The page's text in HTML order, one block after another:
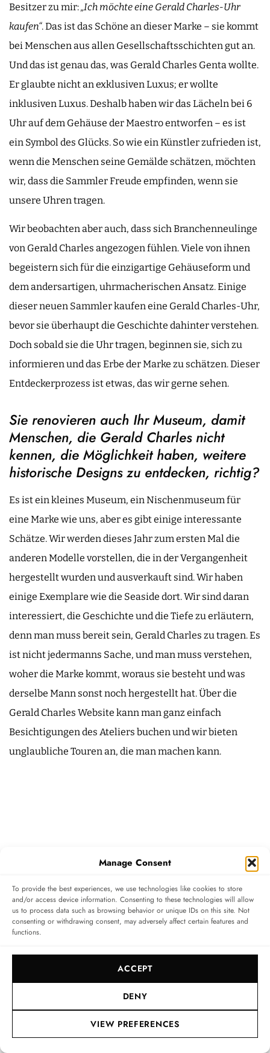
Manage Consent
To provide the best experiences, we use technologies like cookies to store
and/or access device information. Consenting to these technologies will allow
us to process data such as browsing behavior or unique IDs on this site. Not
consenting or withdrawing consent, may adversely affect certain features and
functions.
ACCEPT
DENY
VIEW PREFERENCES
Besitzer zu mir:„Ich möchte eine Gerald Charles-Uhr
kaufen“. Das ist das Schöne an dieser Marke – sie kommt
bei Menschen aus allen Gesellschaftsschichten gut an.
Und das ist genau das, was Gerald Charles Genta wollte.
Er glaubte nicht an exklusiven Luxus; er wollte
inklusiven Luxus. Deshalb haben wir das Lächeln bei 6
Uhr auf dem Gehäuse der Maestro entworfen – es ist
ein Symbol des Glücks. So wie ein Künstler zufrieden ist,
wenn die Menschen seine Gemälde schätzen, möchten
wir, dass die Sammler Freude empfinden, wenn sie
unsere Uhren tragen.
Wir beobachten aber auch, dass sich Branchenneulinge
von Gerald Charles angezogen fühlen. Viele von ihnen
begeistern sich für die einzigartige Gehäuseform und
dem andersartigen, uhrmacherischen Ansatz. Einige
dieser neuen Sammler kaufen eine Gerald Charles-Uhr,
bevor sie überhaupt die Geschichte dahinter verstehen.
Doch sobald sie die Uhr tragen, beginnen sie, sich zu
informieren und das Erbe der Marke zu schätzen. Dieser
Entdeckerprozess ist etwas, das wir gerne sehen.
Sie renovieren auch Ihr Museum, damit
Menschen, die Gerald Charles nicht
kennen, die Möglichkeit haben, weitere
historische Designs zu entdecken, richtig?
Es ist ein kleines Museum, ein Nischenmuseum für
eine Marke wie uns, aber es gibt einige interessante
Schätze. Wir werden dieses Jahr zum ersten Mal die
anderen Modelle vorstellen, die in der Vergangenheit
hergestellt wurden und ausverkauft sind. Wir haben
einige Exemplare wie die Seaside dort. Wir sind daran
interessiert, die Geschichte und die Tiefe zu erläutern,
denn man muss bereit sein, Gerald Charles zu tragen. Es
ist nicht jedermanns Sache, und man muss verstehen,
woher die Marke kommt, woraus sie besteht und was
derselbe Mann sonst noch hergestellt hat. Über die
Gerald Charles Website kann man ganz einfach
Besichtigungen des Ateliers buchen und wir bieten
unglaubliche Touren an, die man machen kann.
Wie ist Gerald Charles organisiert?
ursprünglich gegründet wurde. Denn als Herr Genta
uns in der italienischen Schweiz niederzulassen.